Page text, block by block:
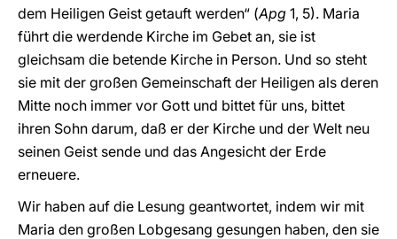
dem Heiligen Geist getauft werden“ (Apg 1, 5). Maria
führt die werdende Kirche im Gebet an, sie ist
gleichsam die betende Kirche in Person. Und so steht
sie mit der großen Gemeinschaft der Heiligen als deren
Mitte noch immer vor Gott und bittet für uns, bittet
ihren Sohn darum, daß er der Kirche und der Welt neu
seinen Geist sende und das Angesicht der Erde
erneuere.
Wir haben auf die Lesung geantwortet, indem wir mit
Maria den großen Lobgesang gesungen haben, den sie